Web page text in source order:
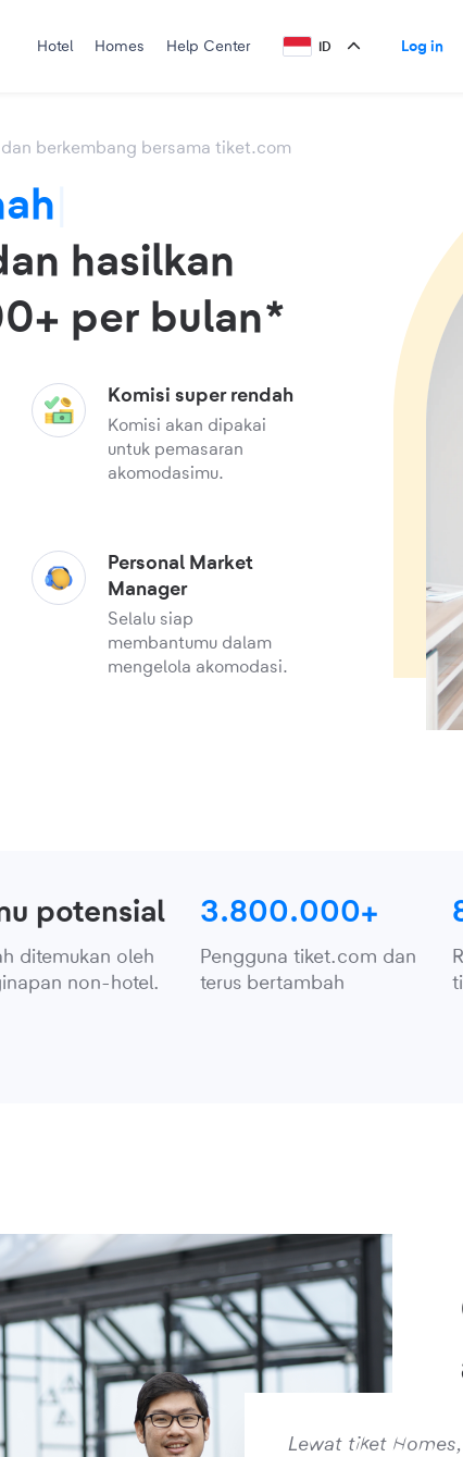
Hotel Homes Help Center ID
Inggris
Log in
berkembang bersama tiket.com
hasilkan
per bulan*
Komisi super rendah
Komisi akan dipakai
untuk pemasaran
akomodasimu.
Personal Market
Manager
Selalu siap
membantumu dalam
mengelola akomodasi.
potensial
ditemukan oleh
non-hotel.
3.800.000+
Pengguna tiket.com dan
terus bertambah
Lewat tiket